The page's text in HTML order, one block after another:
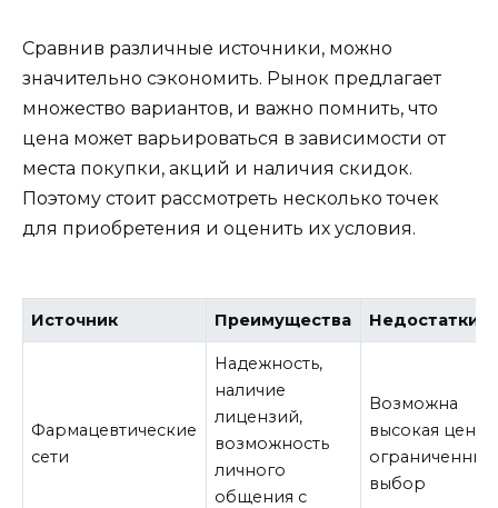
Сравнив различные источники, можно
значительно сэкономить. Рынок предлагает
множество вариантов, и важно помнить, что
цена может варьироваться в зависимости от
места покупки, акций и наличия скидок.
Поэтому стоит рассмотреть несколько точек
для приобретения и оценить их условия.
Источник Преимущества Недостатки
Фармацевтические
сети
Надежность,
наличие
лицензий,
возможность
личного
общения с
Возможна
высокая цена,
ограниченный
выбор